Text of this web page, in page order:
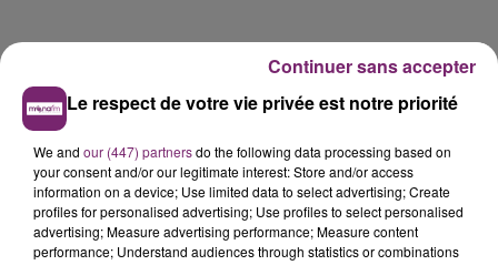
Le respect de votre vie privée est notre priorité
We and our (447) partnersdo the following data processing based on
your consent and/or our legitimate interest: Store and/or access
information on a device; Use limited data to select advertising; Create
profiles for personalised advertising; Use profiles to select personalised
advertising; Measure advertising performance; Measure content
performance; Understand audiences through statistics or combinations
Continuer sans accepter